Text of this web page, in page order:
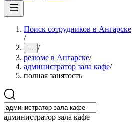
Поиск сотрудников в Ангарске
/
... /
резюме в Ангарске/
администратор зала кафе/
полная занятость
администратор зала кафе